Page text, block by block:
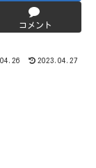
コメント
2023.04.27